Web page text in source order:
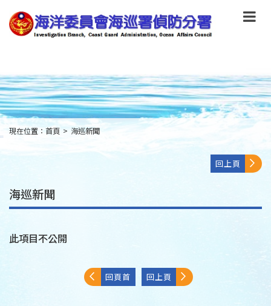
到
主
要
to
main
content
:::
現在位置： 首頁 > 海巡新聞
回上頁
海巡新聞
此項目不公開
回頁首 回上頁